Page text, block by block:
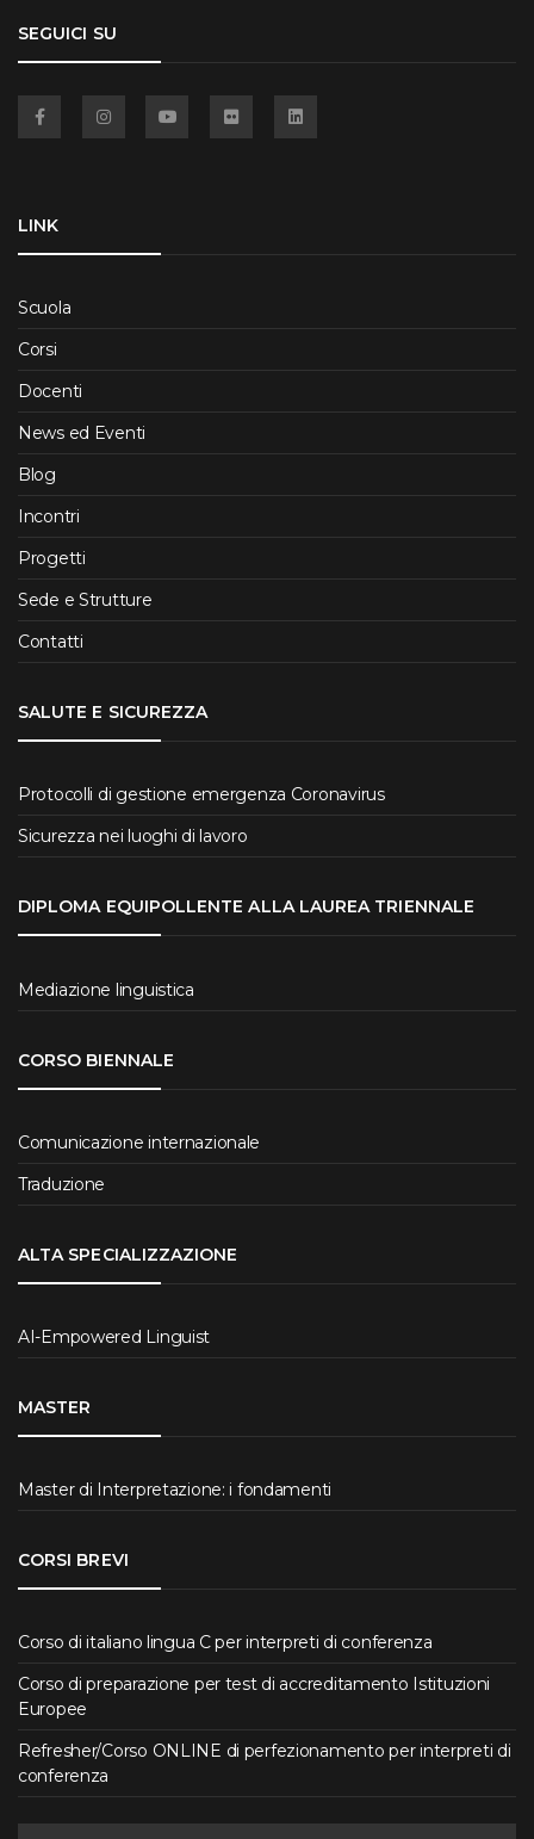
SEGUICI SU
LINK
Scuola
Corsi
Docenti
News ed Eventi
Blog
Incontri
Progetti
Sede e Strutture
Contatti
SALUTE E SICUREZZA
Protocolli di gestione emergenza Coronavirus
Sicurezza nei luoghi di lavoro
DIPLOMA EQUIPOLLENTE ALLA LAUREA TRIENNALE
Mediazione linguistica
CORSO BIENNALE
Comunicazione internazionale
Traduzione
ALTA SPECIALIZZAZIONE
AI-Empowered Linguist
MASTER
Master di Interpretazione: i fondamenti
CORSI BREVI
Corso di italiano lingua C per interpreti di conferenza
Corso di preparazione per test di accreditamento Istituzioni
Europee
Refresher/Corso ONLINE di perfezionamento per interpreti di
conferenza